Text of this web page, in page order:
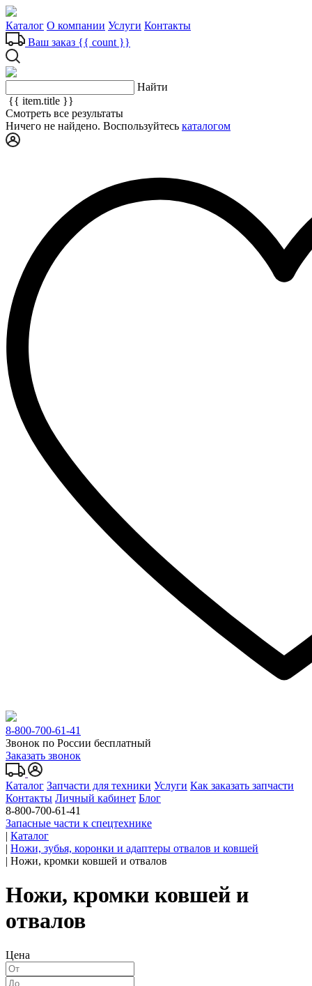
Каталог О компании Услуги Контакты
Ваш заказ {{ count }}
Найти
{{ item.title }}
Смотреть все результаты
Ничего не найдено. Воспользуйтесь каталогом
8-800-700-61-41
Звонок по России бесплатный
Заказать звонок
Каталог Запчасти для техники Услуги Как заказать запчасти
Контакты Личный кабинет Блог
8-800-700-61-41
Запасные части к спецтехнике
| Каталог
| Ножи, зубья, коронки и адаптеры отвалов и ковшей
| Ножи, кромки ковшей и отвалов
Ножи, кромки ковшей и
отвалов
Цена